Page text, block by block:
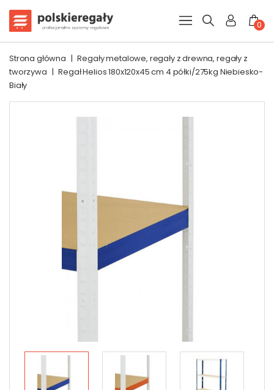
0
Strona główna | Regały metalowe, regały z drewna, regały z
tworzywa | Regał Helios 180x120x45 cm 4 półki/275kg Niebiesko-
Biały